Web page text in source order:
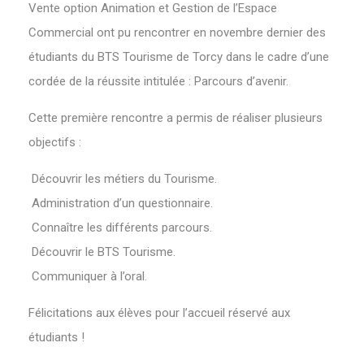
Vente option Animation et Gestion de l’Espace
Commercial ont pu rencontrer en novembre dernier des
étudiants du BTS Tourisme de Torcy dans le cadre d’une
cordée de la réussite intitulée : Parcours d’avenir.
Cette première rencontre a permis de réaliser plusieurs
objectifs :
Découvrir les métiers du Tourisme.
Administration d’un questionnaire.
Connaître les différents parcours.
Découvrir le BTS Tourisme.
Communiquer à l’oral.
Félicitations aux élèves pour l’accueil réservé aux
étudiants !